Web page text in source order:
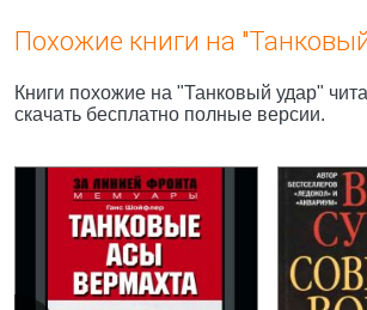
Похожие книги на
Книги похожие на "Танковый удар"
скачать бесплатно полные версии.